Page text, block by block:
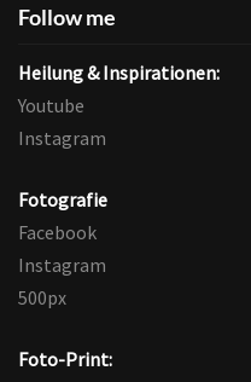
Follow me
Heilung & Inspirationen:
Youtube
Instagram
Fotografie
Facebook
Instagram
500px
Foto-Print: